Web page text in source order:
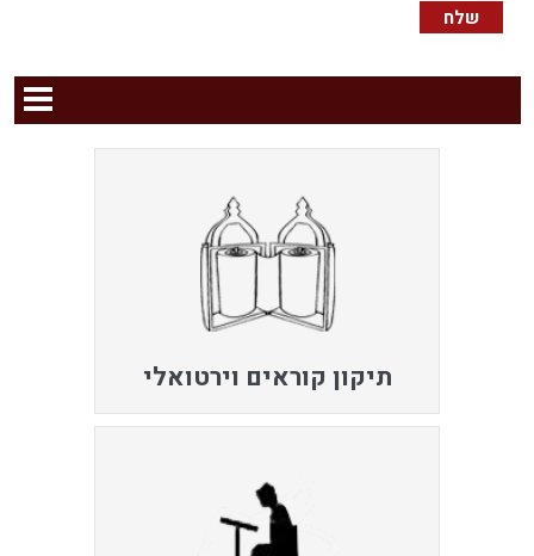
תיקון קוראים וירטואלי